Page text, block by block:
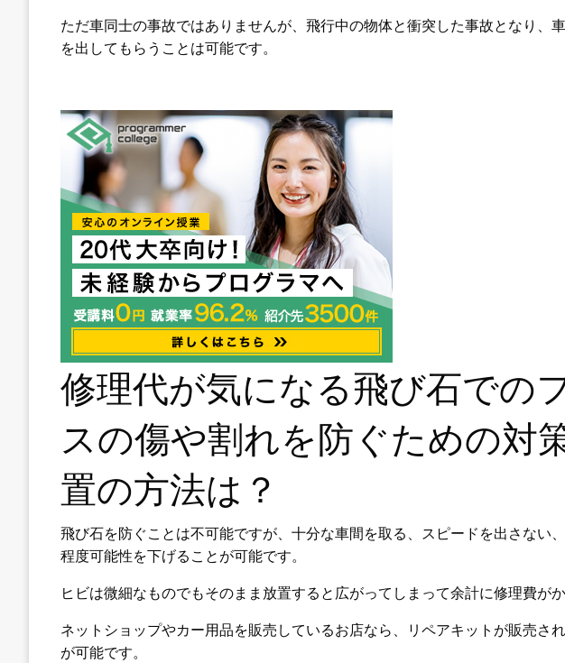
ただ車同士の事故ではありませんが、飛行中の物体と衝突した事故となり、
を出してもらうことは可能です。
修理代が気になる飛び石での
スの傷や割れを防ぐための対
置の方法は？
飛び石を防ぐことは不可能ですが、十分な車間を取る、スピードを出さない
程度可能性を下げることが可能です。
ヒビは微細なものでもそのまま放置すると広がってしまって余計に修理費が
ネットショップやカー用品を販売しているお店なら、リペアキットが販売さ
が可能です。